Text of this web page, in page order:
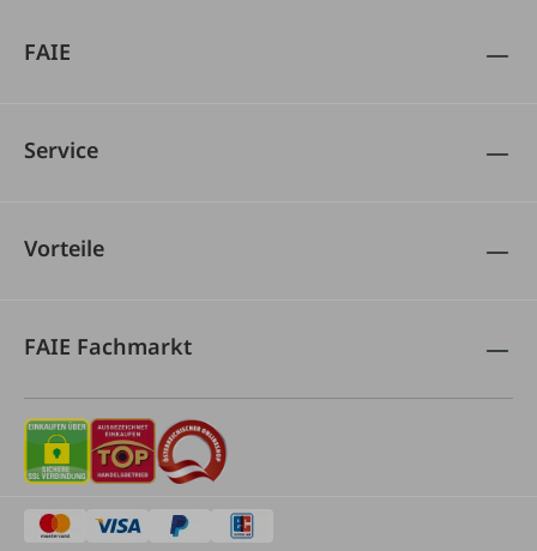
FAIE
Service
Vorteile
FAIE Fachmarkt